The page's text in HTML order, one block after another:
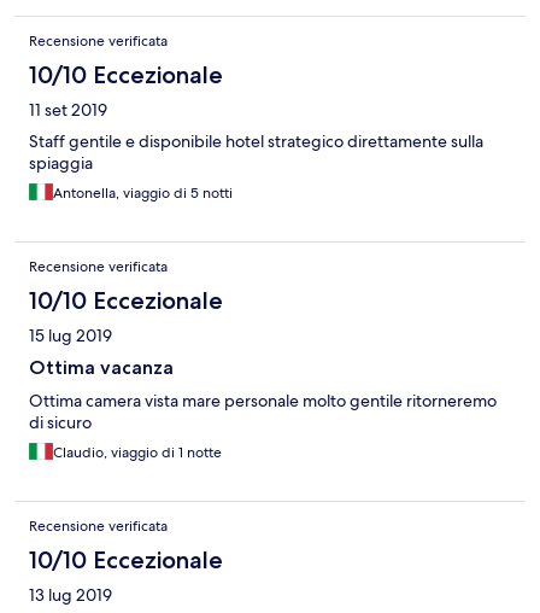
Recensione verificata
10/10 Eccezionale
11 set 2019
Staff gentile e disponibile hotel strategico direttamente sulla
spiaggia
Antonella, viaggio di 5 notti
Recensione verificata
10/10 Eccezionale
15 lug 2019
Ottima vacanza
Ottima camera vista mare personale molto gentile ritorneremo
di sicuro
Claudio, viaggio di 1 notte
Recensione verificata
10/10 Eccezionale
13 lug 2019